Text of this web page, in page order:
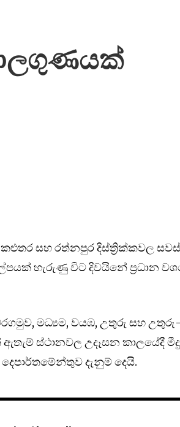
කළුතර සහ රත්නපුර දිස්ත්‍රික්කවල
හැරුණු විට දිවයිනේ ප්‍රධාන
මධ්‍යම, වයඹ, උතුරු සහ උතුරු-
ඇතැම් ස්ථානවල උදෑසන කාලයේදී
දැනුම් දෙයි.